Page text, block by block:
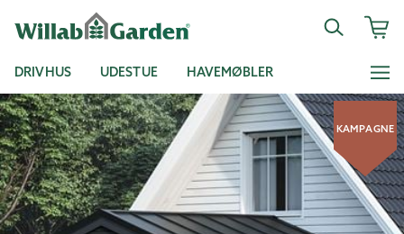
DRIVHUS UDESTUE HAVEMØBLER
KAMPAGNE